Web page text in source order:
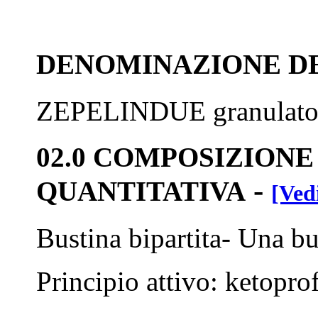
DENOMINAZIONE
ZEPELINDUE granulato
02.0
QUANTITATIVA -
Bustina bipartita- Una
Principio attivo: